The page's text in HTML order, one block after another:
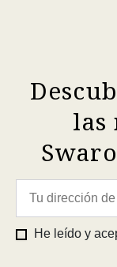
las
He leído y